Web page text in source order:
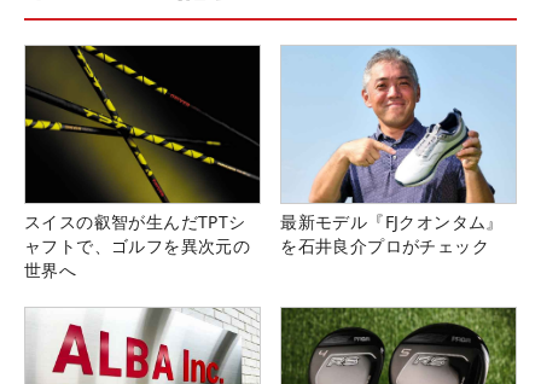
スイスの叡智が生んだTPTシ
ャフトで、ゴルフを異次元の
世界へ
最新モデル『FJクオンタム』
を石井良介プロがチェック